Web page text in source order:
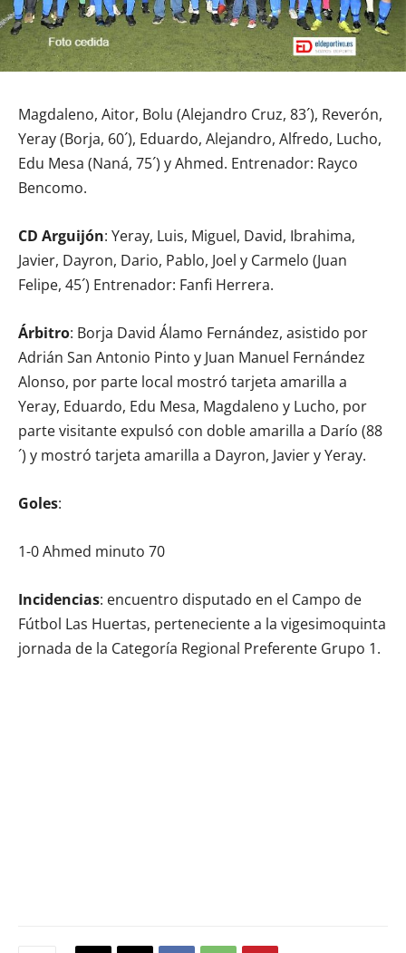
Magdaleno, Aitor, Bolu (Alejandro Cruz, 83´), Reverón,
Yeray (Borja, 60´), Eduardo, Alejandro, Alfredo, Lucho,
Edu Mesa (Naná, 75´) y Ahmed. Entrenador: Rayco
Bencomo.
CD Arguijón: Yeray, Luis, Miguel, David, Ibrahima,
Javier, Dayron, Dario, Pablo, Joel y Carmelo (Juan
Felipe, 45´) Entrenador: Fanfi Herrera.
Árbitro: Borja David Álamo Fernández, asistido por
Adrián San Antonio Pinto y Juan Manuel Fernández
Alonso, por parte local mostró tarjeta amarilla a
Yeray, Eduardo, Edu Mesa, Magdaleno y Lucho, por
parte visitante expulsó con doble amarilla a Darío (88
´) y mostró tarjeta amarilla a Dayron, Javier y Yeray.
Goles:
1-0 Ahmed minuto 70
Incidencias: encuentro disputado en el Campo de
Fútbol Las Huertas, perteneciente a la vigesimoquinta
jornada de la Categoría Regional Preferente Grupo 1.